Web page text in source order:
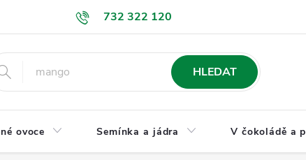
732 322 120
GDPR a ochrana osobních údajů Jak nakupovat
HLEDAT
ovoce Semínka a jádra V čokoládě a